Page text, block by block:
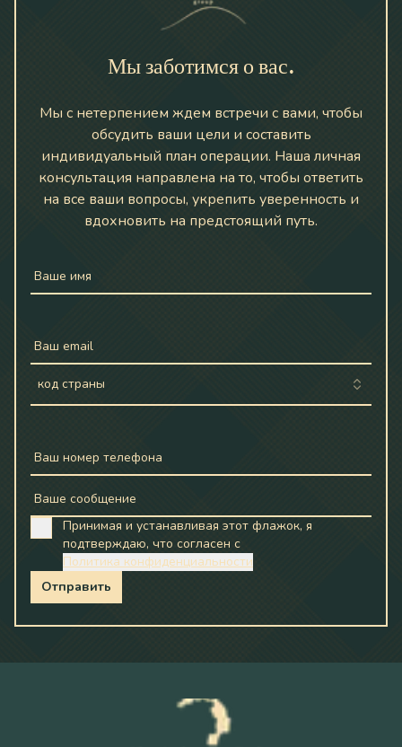
Мы заботимся о вас.
Мы с нетерпением ждем встречи с вами, чтобы
обсудить ваши цели и составить
индивидуальный план операции. Наша личная
консультация направлена на то, чтобы ответить
на все ваши вопросы, укрепить уверенность и
вдохновить на предстоящий путь.
Ваше имя
Ваш email
код страны
Ваш номер телефона
Ваше сообщение
Принимая и устанавливая этот флажок, я
подтверждаю, что согласен с
Политика конфиденциальности
Отправить